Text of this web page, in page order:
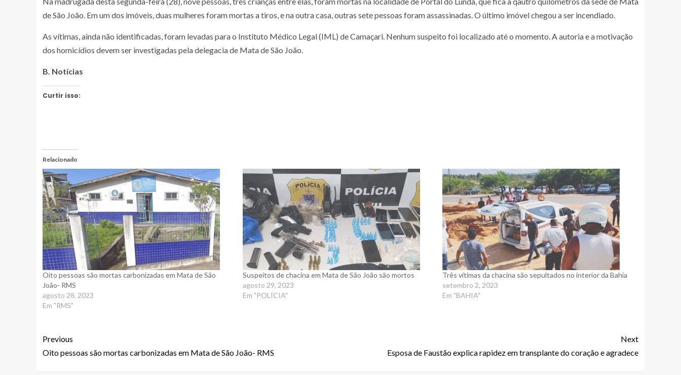
de São João. Em um dos imóveis, duas mulheres foram mortas a tiros, e na outra casa, outras sete pessoas foram assassinadas. O último imóvel chegou a ser incendiado.
As vítimas, ainda não identificadas, foram levadas para o Instituto Médico Legal (IML) de Camaçari. Nenhum suspeito foi localizado até o momento. A autoria e a motivação
dos homicídios devem ser investigadas pela delegacia de Mata de São João.
B. Notícias
Curtir isso:
Relacionado
Oito pessoas são mortas carbonizadas em Mata de São
João- RMS
agosto 28, 2023
Em "RMS"
Suspeitos de chacina em Mata de São João são mortos
agosto 29, 2023
Em "POLÍCIA"
Três vítimas da chacina são sepultados no interior da Bahia
setembro 2, 2023
Em "BAHIA"
Previous
Oito pessoas são mortas carbonizadas em Mata de São João- RMS
Next
Esposa de Faustão explica rapidez em transplante do coração e agradece